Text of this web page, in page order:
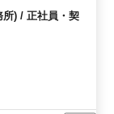
個人の税務会
作成 ・税務相
。 マイカーで
ております。
いる職場で
待ちしており
) / 正社員・契